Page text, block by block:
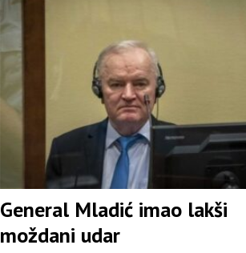
General Mladić imao lakši
moždani udar